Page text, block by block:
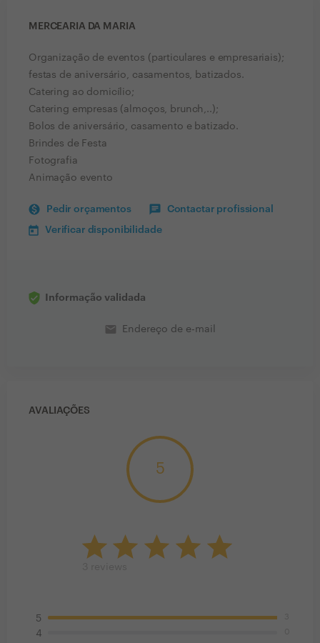
MERCEARIA DA MARIA
Organização de eventos (particulares e empresariais);
festas de aniversário, casamentos, batizados.
Catering ao domicílio;
Catering empresas (almoços, brunch,..);
Bolos de aniversário, casamento e batizado.
Brindes de Festa
Fotografia
Animação evento
Pedir orçamentos Contactar profissional
Verificar disponibilidade
Informação validada
email Endereço de e-mail
AVALIAÇÕES
5
5
4